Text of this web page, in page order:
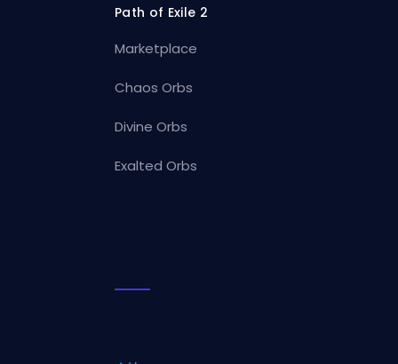
Path of Exile 2
Marketplace
Chaos Orbs
Divine Orbs
Exalted Orbs